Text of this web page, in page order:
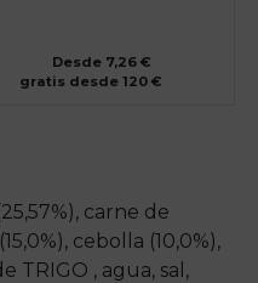
Desde 7,26 €
gratis desde 120 €
carne de
cebolla (10,0%),
TRIGO , agua, sal,